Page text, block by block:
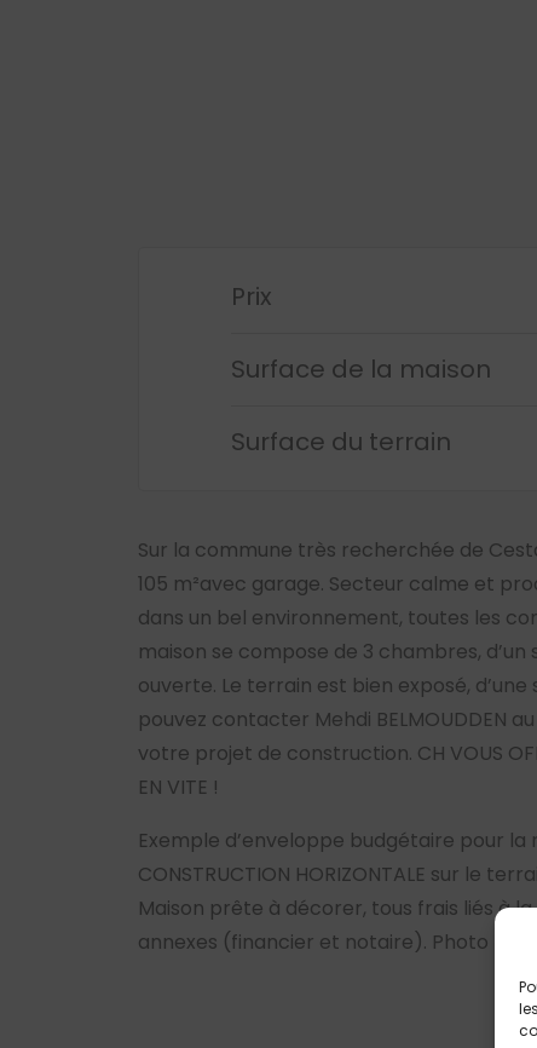
Prix
Surface de la maison
Surface du terrain
Sur la commune très recherchée de
105 m²avec garage. Secteur calme et
dans un bel environnement, toutes les
maison se compose de 3 chambres, d’un
ouverte. Le terrain est bien exposé, d’une
pouvez contacter Mehdi BELMOUDDEN
votre projet de construction. CH VOUS
EN VITE !
Exemple d’enveloppe budgétaire pour la
CONSTRUCTION HORIZONTALE sur le
Maison prête à décorer, tous frais liés à
annexes (financier et notaire). Photo